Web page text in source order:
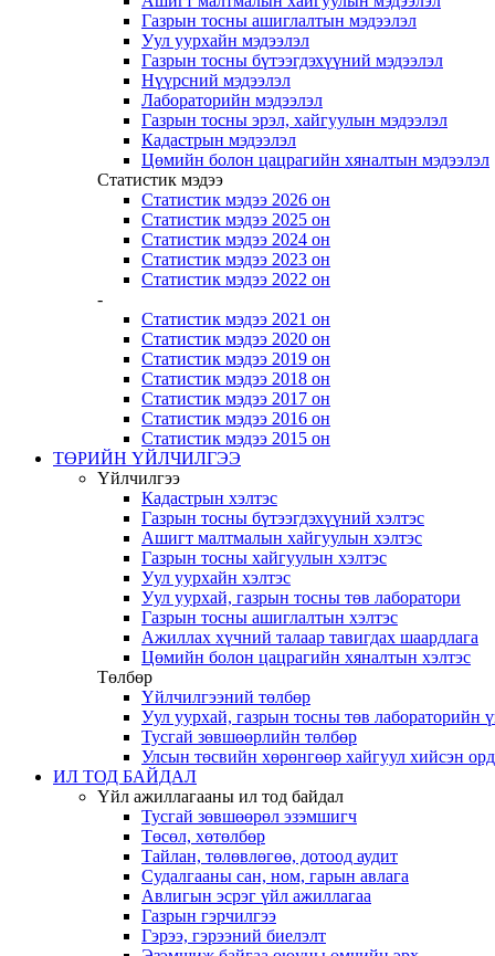
Газрын тосны ашиглалтын мэдээлэл
Уул уурхайн мэдээлэл
Газрын тосны бүтээгдэхүүний мэдээлэл
Нүүрсний мэдээлэл
Лабораторийн мэдээлэл
Газрын тосны эрэл, хайгуулын мэдээлэл
Кадастрын мэдээлэл
Цөмийн болон цацрагийн хяналтын мэдээлэл
Статистик мэдээ
Статистик мэдээ 2026 он
Статистик мэдээ 2025 он
Статистик мэдээ 2024 он
Статистик мэдээ 2023 он
Статистик мэдээ 2022 он
-
Статистик мэдээ 2021 он
Статистик мэдээ 2020 он
Статистик мэдээ 2019 он
Статистик мэдээ 2018 он
Статистик мэдээ 2017 он
Статистик мэдээ 2016 он
Статистик мэдээ 2015 он
ТӨРИЙН ҮЙЛЧИЛГЭЭ
Үйлчилгээ
Кадастрын хэлтэс
Газрын тосны бүтээгдэхүүний хэлтэс
Ашигт малтмалын хайгуулын хэлтэс
Газрын тосны хайгуулын хэлтэс
Уул уурхайн хэлтэс
Уул уурхай, газрын тосны төв лаборатори
Газрын тосны ашиглалтын хэлтэс
Ажиллах хүчний талаар тавигдах шаардлага
Цөмийн болон цацрагийн хяналтын хэлтэс
Төлбөр
Үйлчилгээний төлбөр
Уул уурхай, газрын тосны төв лабораторийн
Тусгай зөвшөөрлийн төлбөр
Улсын төсвийн хөрөнгөөр хайгуул хийсэн
ИЛ ТОД БАЙДАЛ
Үйл ажиллагааны ил тод байдал
Тусгай зөвшөөрөл эзэмшигч
Төсөл, хөтөлбөр
Тайлан, төлөвлөгөө, дотоод аудит
Судалгааны сан, ном, гарын авлага
Авлигын эсрэг үйл ажиллагаа
Газрын гэрчилгээ
Гэрээ, гэрээний биелэлт